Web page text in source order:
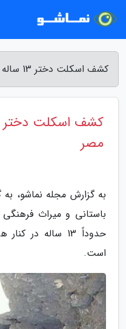
کشف اسکلت دختر 13 ساله در کنار هرم مصر - مجله نماشو
مصر
به گزارش مجله نماشو، به
باستانی و میراث
است.